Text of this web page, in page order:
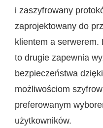
i zaszyfrowany
zaprojektowany do
klientem a serwerem.
to drugie zapewnia
bezpieczeństwa
możliwościom
preferowanym
użytkowników.